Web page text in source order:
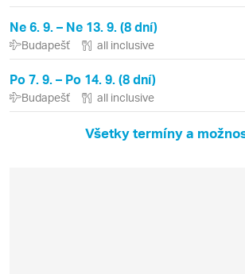
Ne 6. 9. – Ne 13. 9. (8 dní)
Budapešť all inclusive
Po 7. 9. – Po 14. 9. (8 dní)
Budapešť all inclusive
Všetky termíny a